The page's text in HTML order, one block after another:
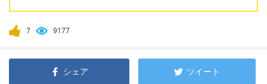
7 9177
シェア ツイート